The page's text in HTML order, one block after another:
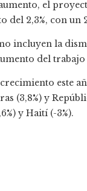
el
del 2,3%, con un
incluyen la
del
este
(3,8%) y
y Haití (-3%).